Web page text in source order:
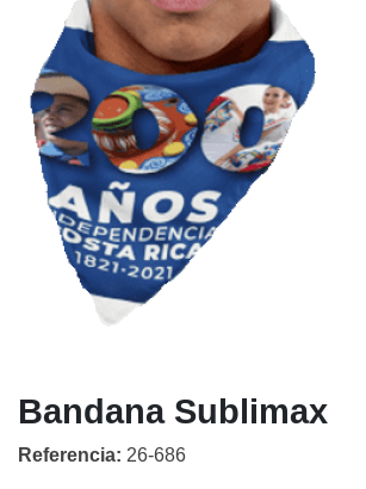
Bandana Sublimax
Referencia: 26-686